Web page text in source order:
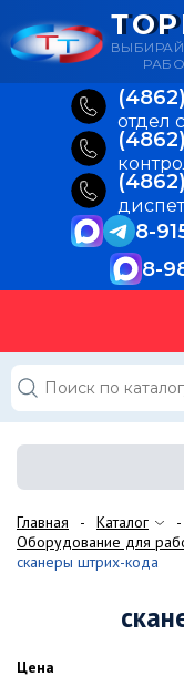
(4862)
отдел
(4862)
8-
8-
Главная
Каталог
Оборудование для
сканеры штрих-кода
Цена